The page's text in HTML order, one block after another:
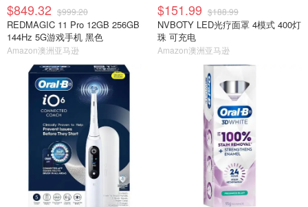
$849.32 $999.20
REDMAGIC 11 Pro 12GB 256GB
144Hz 5G游戏手机 黑色
Amazon澳洲亚马逊
$151.99 $188.99
NVBOTY LED光疗面罩 4模式 400灯
珠 可充电
Amazon澳洲亚马逊